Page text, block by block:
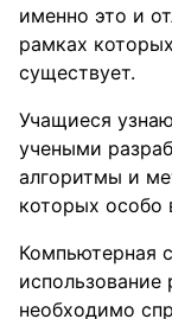
именно это и
рамках
существует.
Учащиеся
учеными
алгоритмы и
которых
Компьютерная
использование
необходимо